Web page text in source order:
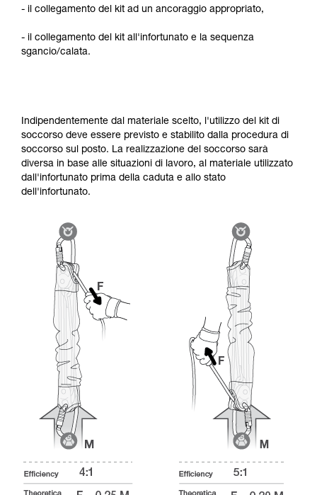
- il collegamento del kit ad un ancoraggio appropriato,
- il collegamento del kit all'infortunato e la sequenza
sgancio/calata.
Indipendentemente dal materiale scelto, l'utilizzo del kit di
soccorso deve essere previsto e stabilito dalla procedura di
soccorso sul posto. La realizzazione del soccorso sarà
diversa in base alle situazioni di lavoro, al materiale utilizzato
dall'infortunato prima della caduta e allo stato
dell'infortunato.